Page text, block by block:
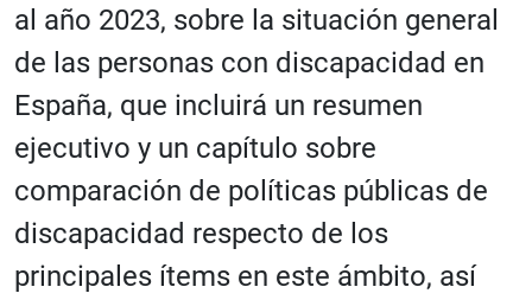
al año 2023, sobre la situación general
de las personas con discapacidad en
España, que incluirá un resumen
ejecutivo y un capítulo sobre
comparación de políticas públicas de
discapacidad respecto de los
principales ítems en este ámbito, así